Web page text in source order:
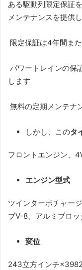
ある駆動列限定保証
メンテナンスを提供
限定保証は4年間ま
パワートレインの保
します
無料の定期メンテナ
しかし、このタ
フロントエンジン、
エンジン型式
ツインターボチャー
ブV-8、アルミブロ
変位
243立方インチ